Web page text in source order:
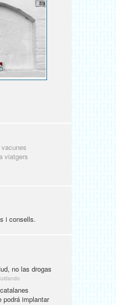
viatgers
i consells.
no las drogas
podrá implantar